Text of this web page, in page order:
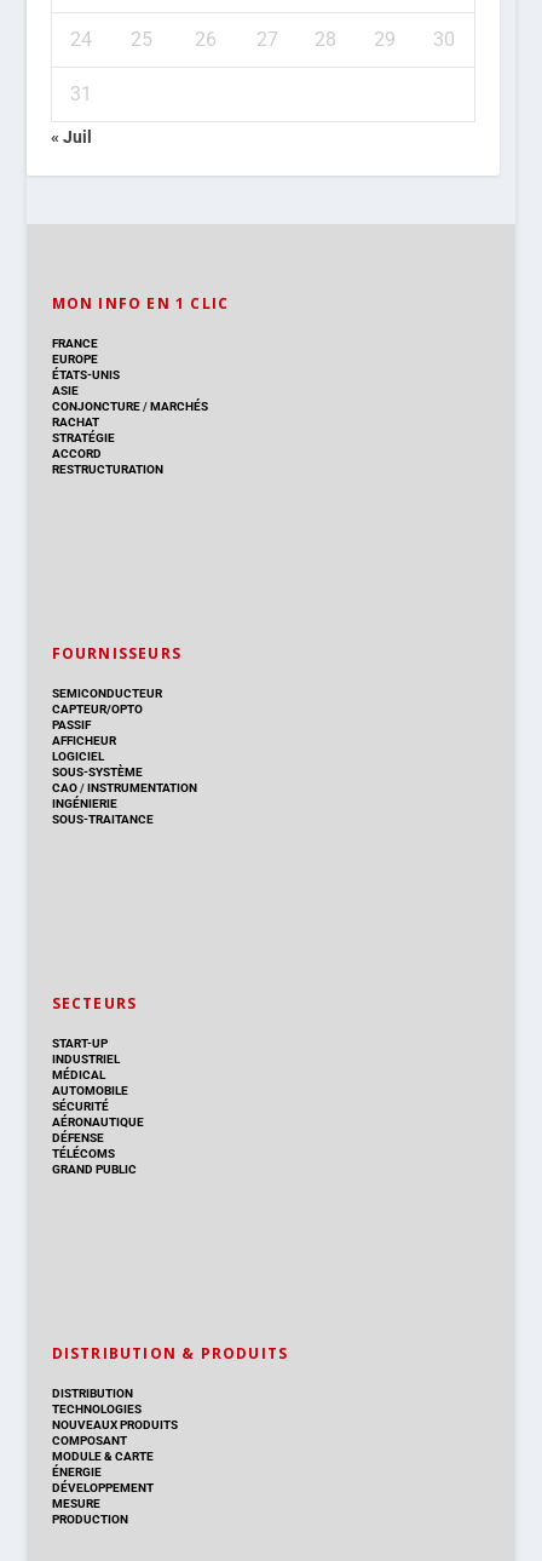
24 25 26 27 28 29 30
31
« Juil
MON INFO EN 1 CLIC
FRANCE
EUROPE
ÉTATS-UNIS
ASIE
CONJONCTURE/MARCHÉS
RACHAT
STRATÉGIE
ACCORD
RESTRUCTURATION
FOURNISSEURS
SEMICONDUCTEUR
CAPTEUR/OPTO
PASSIF
AFFICHEUR
LOGICIEL
SOUS-SYSTÈME
CAO/INSTRUMENTATION
INGÉNIERIE
SOUS-TRAITANCE
SECTEURS
START-UP
INDUSTRIEL
MÉDICAL
AUTOMOBILE
SÉCURITÉ
AÉRONAUTIQUE
DÉFENSE
TÉLÉCOMS
GRAND PUBLIC
DISTRIBUTION & PRODUITS
DISTRIBUTION
TECHNOLOGIES
NOUVEAUX PRODUITS
COMPOSANT
MODULE & CARTE
ÉNERGIE
DÉVELOPPEMENT
MESURE
PRODUCTION